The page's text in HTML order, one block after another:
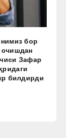
бор
очишдан
Зафар
билдирди